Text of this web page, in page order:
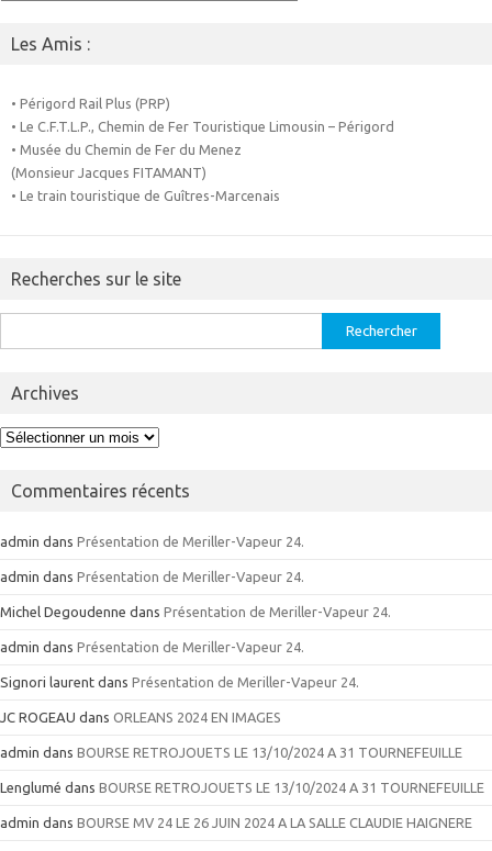
Les Amis :
• Périgord Rail Plus (PRP)
• Le C.F.T.L.P., Chemin de Fer Touristique Limousin – Périgord
• Musée du Chemin de Fer du Menez
(Monsieur Jacques FITAMANT)
• Le train touristique de Guîtres-Marcenais
Recherches sur le site
Archives
Archives
Commentaires récents
admin dans Présentation de Meriller-Vapeur 24.
admin dans Présentation de Meriller-Vapeur 24.
Michel Degoudenne dans Présentation de Meriller-Vapeur 24.
admin dans Présentation de Meriller-Vapeur 24.
Signori laurent dans Présentation de Meriller-Vapeur 24.
JC ROGEAU dans ORLEANS 2024 EN IMAGES
admin dans BOURSE RETROJOUETS LE 13/10/2024 A 31 TOURNEFEUILLE
Lenglumé dans BOURSE RETROJOUETS LE 13/10/2024 A 31 TOURNEFEUILLE
admin dans BOURSE MV 24 LE 26 JUIN 2024 A LA SALLE CLAUDIE HAIGNERE